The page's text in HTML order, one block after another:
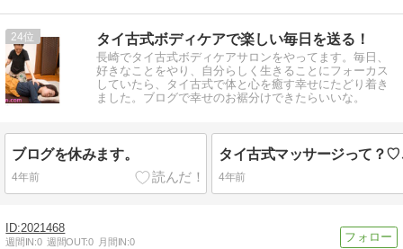
24 タイ古式ボディケアで楽しい毎日を送る！
長崎でタイ古式ボディケアサロンをやってます。毎日、
好きなことをやり、自分らしく生きることにフォーカス
していたら、タイ古式で体と心を癒す幸せにたどり着き
ました。ブログで幸せのお裾分けできたらいいな。
ブログを休みます。
4年前 4年前
2021468
週間IN:0 週間OUT:0 月間IN:0